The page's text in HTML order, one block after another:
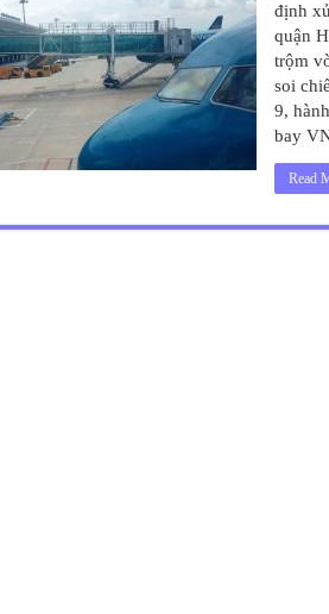
định
quận
trộm
soi
9,
bay
Read